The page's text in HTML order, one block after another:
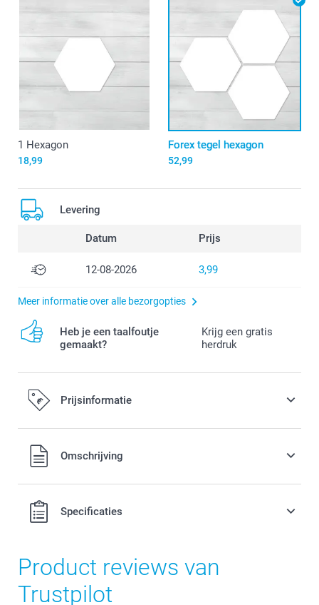
1 Hexagon
18,99
Forex tegel hexagon
52,99
Levering
Datum Prijs
12-08-2026 3,99
Meer informatie over alle bezorgopties
Heb je een taalfoutje
gemaakt?
Krijg een gratis
herdruk
Prijsinformatie
Alle prijzen zijn in EURO (€) inclusief BTW en exclusief
verzendkosten.Omschrijving
Specificaties
Product reviews van
Trustpilot